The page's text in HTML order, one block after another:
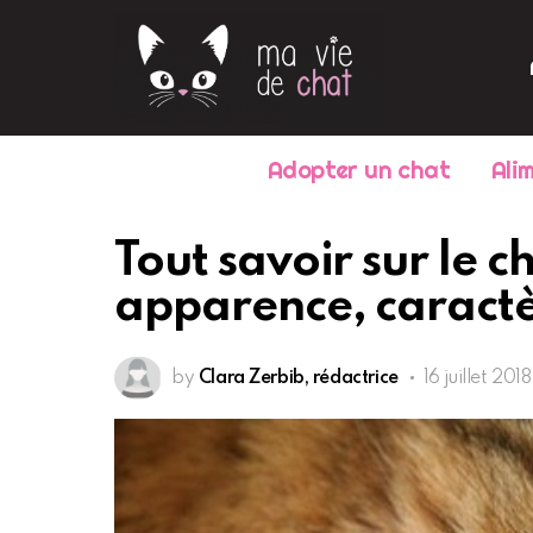
Adopter un chat
Tout savoir sur le
apparence,
by Clara Zerbib, rédactrice 16 juillet